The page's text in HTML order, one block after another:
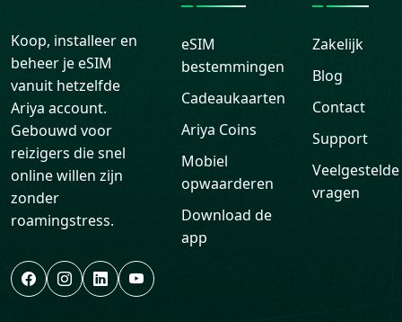
Koop, installeer en
beheer je eSIM
vanuit hetzelfde
Ariya account.
Gebouwd voor
reizigers die snel
online willen zijn
zonder
roamingstress.
eSIM
bestemmingen
Cadeaukaarten
Ariya Coins
Mobiel
opwaarderen
Download de
app
Zakelijk
Blog
Contact
Support
Veelgestelde
vragen